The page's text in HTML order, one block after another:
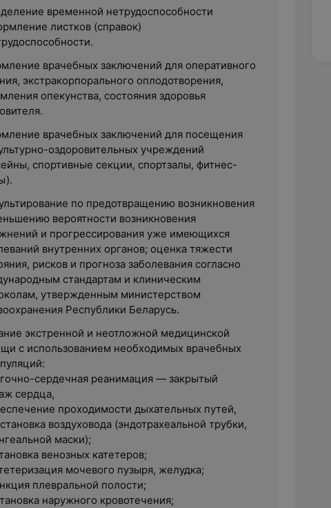
временной нетрудоспособности
листков (справок)
врачебных заключений для оперативного
экстракорпорального оплодотворения,
опекунства, состояния здоровья
врачебных заключений для посещения
оздоровительных учреждений
спортивные секции, спортзалы, фитнес-
по предотвращению возникновения
вероятности возникновения
и прогрессирования уже имеющихся
внутренних органов; оценка тяжести
рисков и прогноза заболевания согласно
стандартам и клиническим
утвержденным министерством
Республики Беларусь.
экстренной и неотложной медицинской
с использованием необходимых врачебных
сердечная реанимация — закрытый
сердца,
проходимости дыхательных путей,
воздуховода (эндотрахеальной трубки,
маски);
венозных катетеров;
мочевого пузыря, желудка;
плевральной полости;
наружного кровотечения;